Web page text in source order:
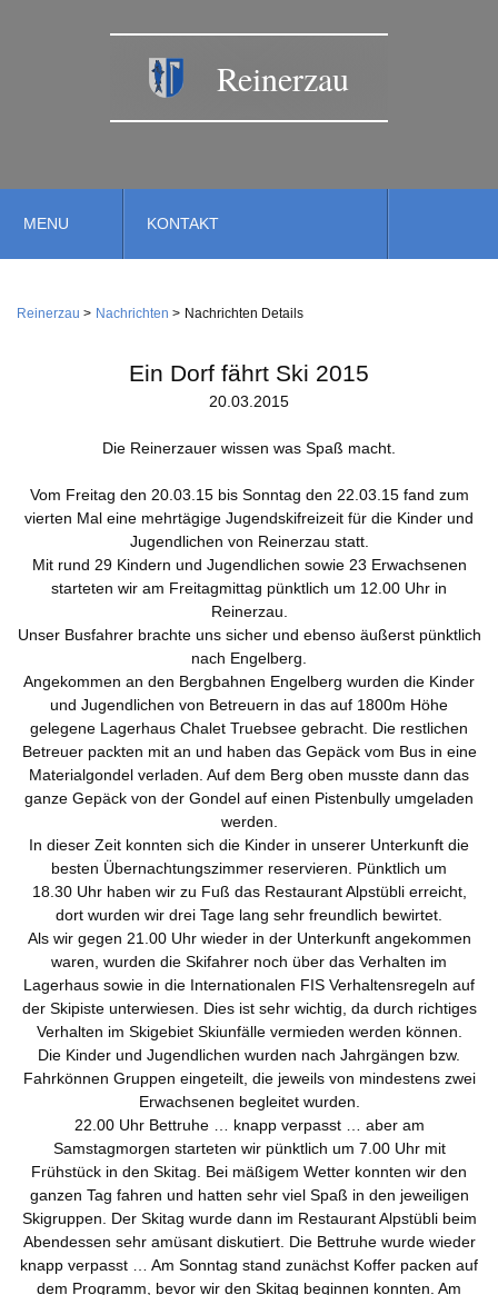
Reinerzau
überspringen
MENU KONTAKT
Reinerzau Nachrichten Nachrichten Details
Ein Dorf fährt Ski 2015
20.03.2015
Die Reinerzauer wissen was Spaß macht.
Vom Freitag den 20.03.15 bis Sonntag den 22.03.15 fand zum
vierten Mal eine mehrtägige Jugendskifreizeit für die Kinder und
Jugendlichen von Reinerzau statt.
Mit rund 29 Kindern und Jugendlichen sowie 23 Erwachsenen
starteten wir am Freitagmittag pünktlich um 12.00 Uhr in
Reinerzau.
Unser Busfahrer brachte uns sicher und ebenso äußerst pünktlich
nach Engelberg.
Angekommen an den Bergbahnen Engelberg wurden die Kinder
und Jugendlichen von Betreuern in das auf 1800m Höhe
gelegene Lagerhaus Chalet Truebsee gebracht. Die restlichen
Betreuer packten mit an und haben das Gepäck vom Bus in eine
Materialgondel verladen. Auf dem Berg oben musste dann das
ganze Gepäck von der Gondel auf einen Pistenbully umgeladen
werden.
In dieser Zeit konnten sich die Kinder in unserer Unterkunft die
besten Übernachtungszimmer reservieren. Pünktlich um
18.30 Uhr haben wir zu Fuß das Restaurant Alpstübli erreicht,
dort wurden wir drei Tage lang sehr freundlich bewirtet.
Als wir gegen 21.00 Uhr wieder in der Unterkunft angekommen
waren, wurden die Skifahrer noch über das Verhalten im
Lagerhaus sowie in die Internationalen FIS Verhaltensregeln auf
der Skipiste unterwiesen. Dies ist sehr wichtig, da durch richtiges
Verhalten im Skigebiet Skiunfälle vermieden werden können.
Die Kinder und Jugendlichen wurden nach Jahrgängen bzw.
Fahrkönnen Gruppen eingeteilt, die jeweils von mindestens zwei
Erwachsenen begleitet wurden.
22.00 Uhr Bettruhe … knapp verpasst … aber am
Samstagmorgen starteten wir pünktlich um 7.00 Uhr mit
Frühstück in den Skitag. Bei mäßigem Wetter konnten wir den
ganzen Tag fahren und hatten sehr viel Spaß in den jeweiligen
Skigruppen. Der Skitag wurde dann im Restaurant Alpstübli beim
Abendessen sehr amüsant diskutiert. Die Bettruhe wurde wieder
knapp verpasst … Am Sonntag stand zunächst Koffer packen auf
dem Programm, bevor wir den Skitag beginnen konnten. Am
überspringen
Gemeindestiftung
Kirche
Wirtschaft
Dienstleistungen
Handwerk
Landwirtschaft
Gastgeber
Sehenswürdigkeiten
Skilift
Vereine
Dorfgemeinschaft
Skiclub
Fischergemeinschaft
Christusbund
Termine
Nachrichten